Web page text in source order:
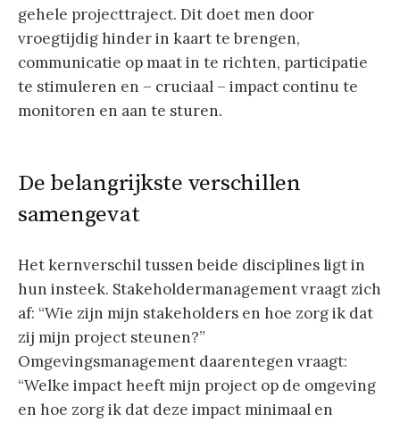
gehele projecttraject. Dit doet men door
vroegtijdig hinder in kaart te brengen,
communicatie op maat in te richten, participatie
te stimuleren en – cruciaal – impact continu te
monitoren en aan te sturen.
De belangrijkste verschillen
samengevat
Het kernverschil tussen beide disciplines ligt in
hun insteek. Stakeholdermanagement vraagt zich
af: “Wie zijn mijn stakeholders en hoe zorg ik dat
zij mijn project steunen?”
Omgevingsmanagement daarentegen vraagt:
“Welke impact heeft mijn project op de omgeving
en hoe zorg ik dat deze impact minimaal en